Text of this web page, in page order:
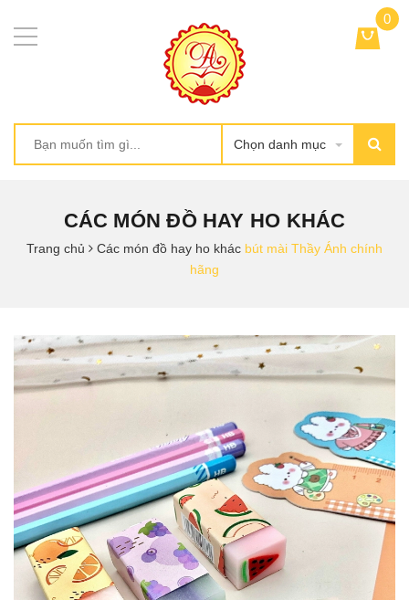
Chọn danh mục
0
CÁC MÓN ĐỒ HAY HO KHÁC
Trang chủ Các món đồ hay ho khác bút mài Thầy Ánh chính
hãng